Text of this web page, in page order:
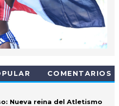
COMENTARIOS
Nueva reina del Atletismo